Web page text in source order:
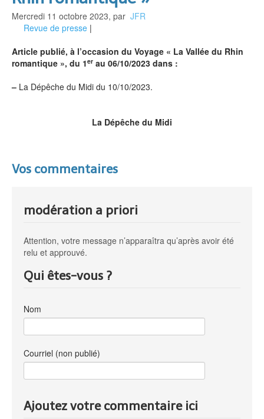
Mercredi 11 octobre 2023, par JFR
Revue de presse |
Article publié, à l’occasion du Voyage « La Vallée du Rhin
romantique », du 1er au 06/10/2023 dans :
– La Dépêche du Midi du 10/10/2023.
La Dépêche du Midi
Vos commentaires
modération a priori
Attention, votre message n’apparaîtra qu’après avoir été
relu et approuvé.
Qui êtes-vous ?
Nom
Courriel (non publié)
Ajoutez votre commentaire ici